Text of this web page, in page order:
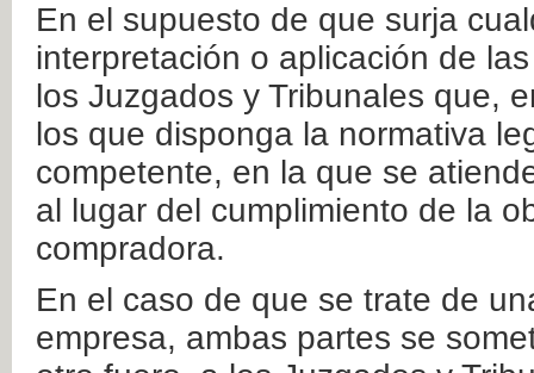
En el supuesto de que surja
interpretación o aplicación de
los Juzgados y Tribunales que,
los que disponga la normativa
competente, en la que se
al lugar del cumplimiento de la
compradora.
En el caso de que se trate de
empresa, ambas partes se